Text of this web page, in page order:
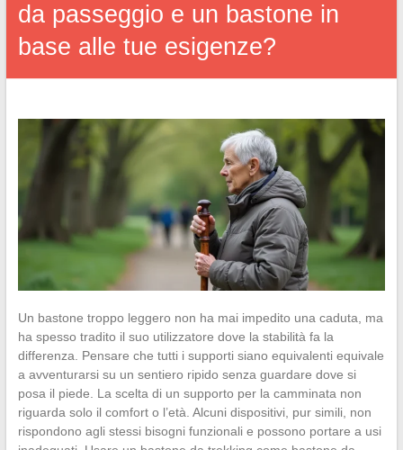
da passeggio e un bastone in
base alle tue esigenze?
Un bastone troppo leggero non ha mai impedito una caduta, ma
ha spesso tradito il suo utilizzatore dove la stabilità fa la
differenza. Pensare che tutti i supporti siano equivalenti equivale
a avventurarsi su un sentiero ripido senza guardare dove si
posa il piede. La scelta di un supporto per la camminata non
riguarda solo il comfort o l’età. Alcuni dispositivi, pur simili, non
rispondono agli stessi bisogni funzionali e possono portare a usi